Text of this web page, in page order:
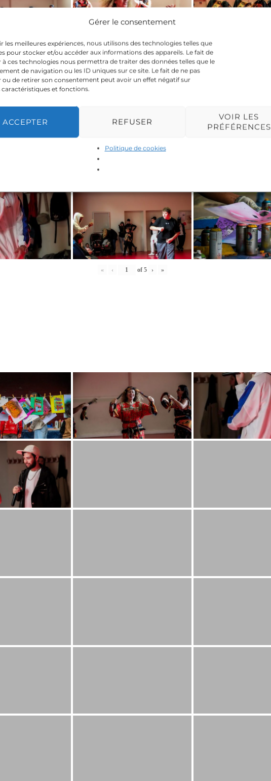
Gérer le consentement
les meilleures expériences, nous utilisons des technologies telles que
pour stocker et/ou accéder aux informations des appareils. Le fait de
à ces technologies nous permettra de traiter des données telles que le
de navigation ou les ID uniques sur ce site. Le fait de ne pas
ou de retirer son consentement peut avoir un effet négatif sur
caractéristiques et fonctions.
ACCEPTER REFUSER
VOIR LES
PRÉFÉRENCES
Politique de cookies
« ‹ of 5 › »